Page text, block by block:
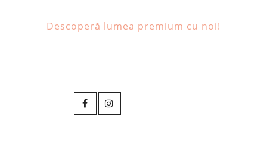
Descoperă lumea premium cu noi!